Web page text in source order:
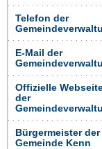
Telefon der
E-Mail der
Offizielle
der
Bürgermeister der
Gemeinde Kenn